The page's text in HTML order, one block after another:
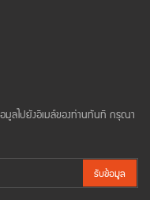
อมูลไปยังอีเมล์ของท่านทันที กรุณา
รับข้อมูล